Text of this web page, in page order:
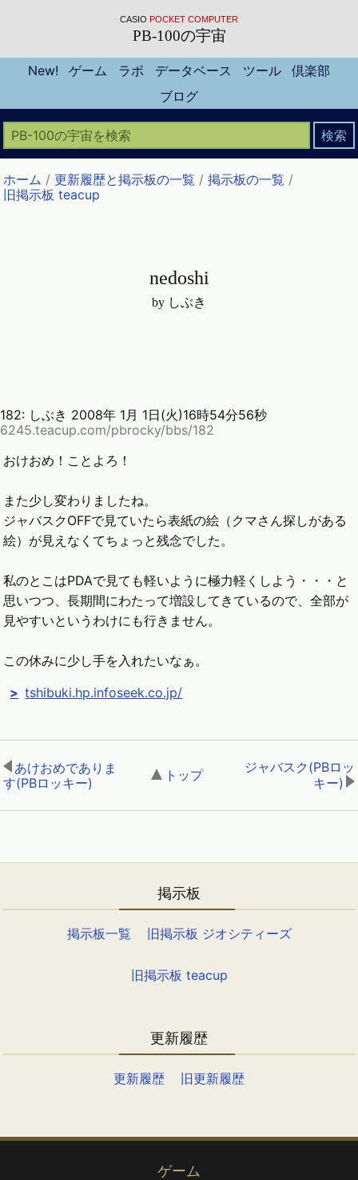
CASIO POCKET COMPUTER
PB-100の宇宙
New! ゲーム ラボ データベース ツール
倶楽部
ブログ
ホーム /更新履歴と掲示板の一覧 /掲示板の一覧 /
旧掲示板 teacup
nedoshi
by しぶき
182: しぶき 2008年 1月 1日(火)16時54分56秒
6245.teacup.com/pbrocky/bbs/182
おけおめ！ことよろ！
また少し変わりましたね。
ジャバスクOFFで見ていたら表紙の絵（クマさん探しがある
絵）が見えなくてちょっと残念でした。
私のとこはPDAで見ても軽いように極力軽くしよう・・・と
思いつつ、長期間にわたって増設してきているので、全部が
見やすいというわけにも行きません。
この休みに少し手を入れたいなぁ。
tshibuki.hp.infoseek.co.jp/
あけおめでありま
す(PBロッキー)
トップ,
ジャバスク(PBロッ
キー)
掲示板
掲示板一覧 旧掲示板 ジオシティーズ
旧掲示板 teacup
更新履歴
更新履歴 旧更新履歴
ゲーム